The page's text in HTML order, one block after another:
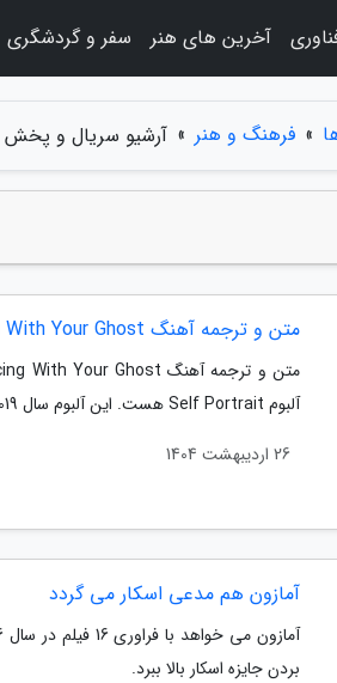
» فرهنگ و هنر » آرشیو سریال و پخش
متن و ترجمه آهنگ Dancing With Your Ghost از Sasha Alex Sloan
آلبوم Self Portrait هست. این آلبوم سال 2019 منتشر شد.
26 اردیبهشت 1404
آمازون هم مدعی اسکار می گردد
بردن جایزه اسکار بالا ببرد.
آخرین های هنر سفر و گردشگری